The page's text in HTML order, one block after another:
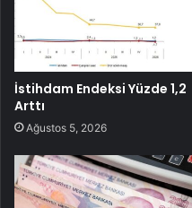
İstihdam Endeksi Yüzde 1,2
Arttı
Ağustos 5, 2026